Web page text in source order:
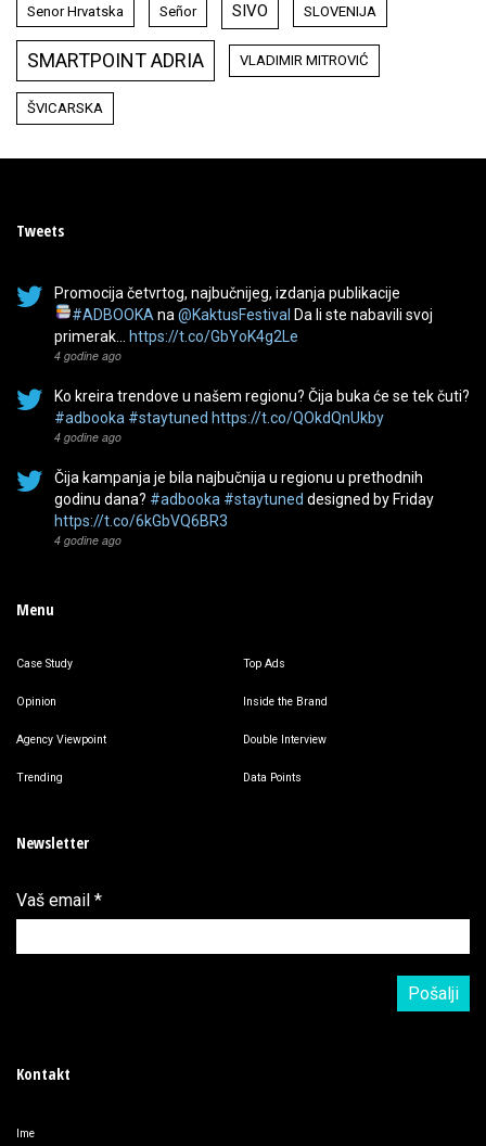
Senor Hrvatska Señor SIVO SLOVENIJA
SMARTPOINT ADRIA VLADIMIR MITROVIĆ
ŠVICARSKA
Tweets
Promocija četvrtog, najbučnijeg, izdanja publikacije
#ADBOOKA na @KaktusFestival Da li ste nabavili svoj
primerak…
https://t.co/GbYoK4g2Le
4 godine ago
Ko kreira trendove u našem regionu? Čija buka će se tek čuti?
#adbooka #staytuned https://t.co/QOkdQnUkby
4 godine ago
Čija kampanja je bila najbučnija u regionu u prethodnih
godinu dana? #adbooka #staytuned designed by Friday
https://t.co/6kGbVQ6BR3
4 godine ago
Menu
Case Study Top Ads
Opinion Inside the Brand
Agency Viewpoint Double Interview
Trending Data Points
Newsletter
Vaš email *
Kontakt
Ime